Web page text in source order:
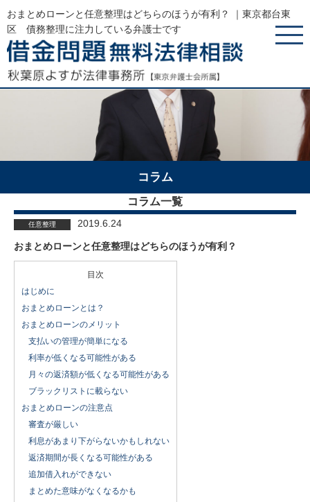
おまとめローンと任意整理はどちらのほうが有利？ ｜東京都台東
区 債務整理に注力している弁護士です
コラム
コラム一覧
任意整理 2019.6.24
おまとめローンと任意整理はどちらのほうが有利？
目次
はじめに
おまとめローンとは？
おまとめローンのメリット
支払いの管理が簡単になる
利率が低くなる可能性がある
月々の返済額が低くなる可能性がある
ブラックリストに載らない
おまとめローンの注意点
審査が厳しい
利息があまり下がらないかもしれない
返済期間が長くなる可能性がある
追加借入れができない
まとめた意味がなくなるかも